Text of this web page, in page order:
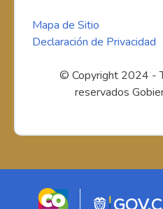
Mapa de Sitio
Declaración de Privacidad
© Copyright 2024 -
reservados